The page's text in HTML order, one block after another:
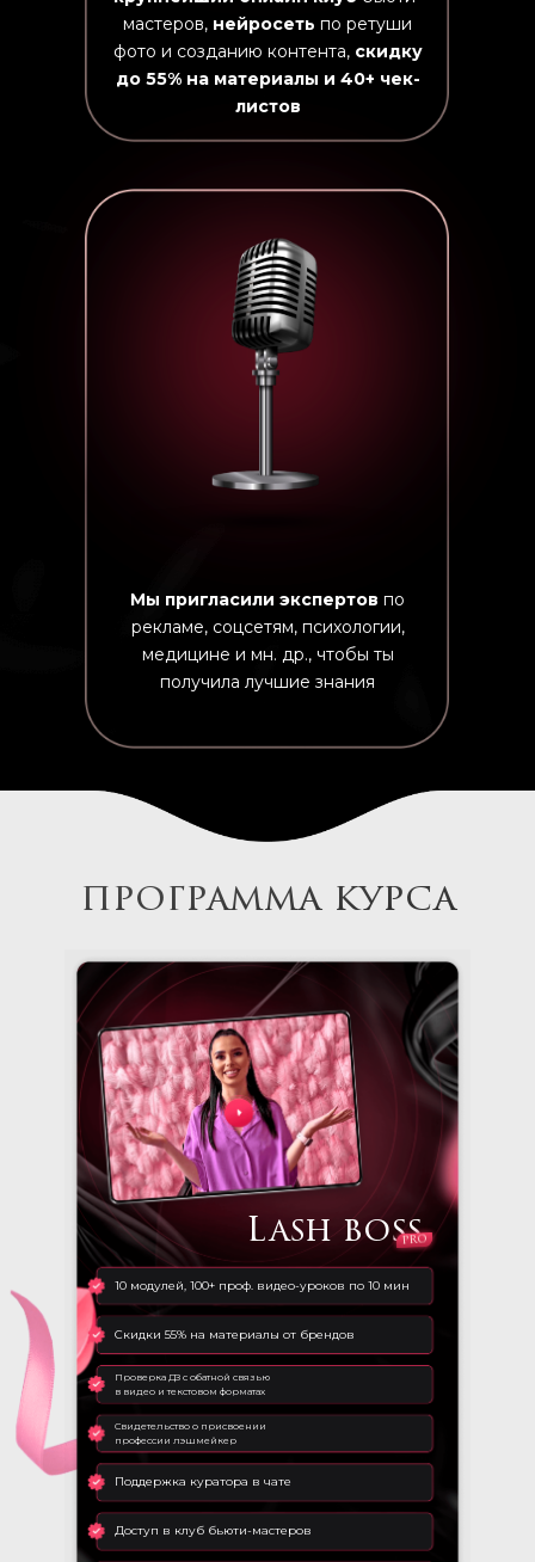
мастеров, нейросеть по ретуши
фото и созданию контента, скидку
до 55% на материалы и 40+ чек-
листов
Мы пригласили экспертов по
рекламе, соцсетям, психологии,
медицине и мн. др., чтобы ты
получила лучшие знания
программа курса
Lash boss
pro
10 модулей, 100+ проф. видео-уроков по 10 мин
Проверка ДЗ с обатной связью
в видео и текстовом форматах
Поддержка куратора в чате
Скидки 55% на материалы от брендов
Свидетельство о присвоении
профессии лэшмейкер
Доступ в клуб бьюти-мастеров